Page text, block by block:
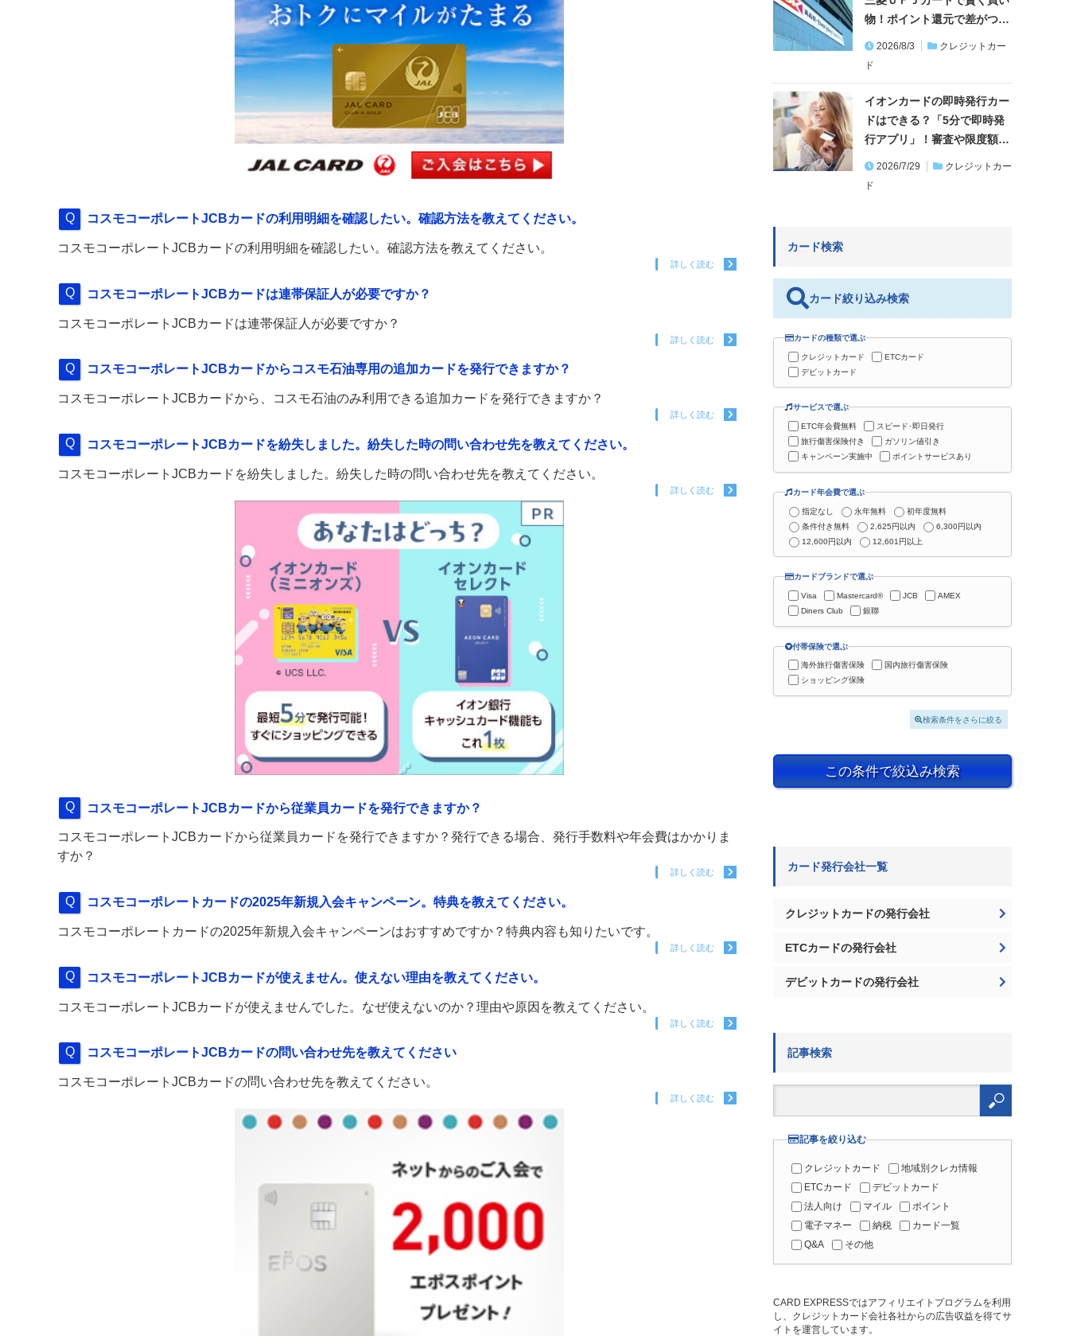
コスモコーポレートJCBカードの利用明細を確認したい。確認方法を教えてください。
コスモコーポレートJCBカードの利用明細を確認したい。確認方法を教えてください。
詳しく読む
コスモコーポレートJCBカードは連帯保証人が必要ですか？
コスモコーポレートJCBカードは連帯保証人が必要ですか？
詳しく読む
コスモコーポレートJCBカードからコスモ石油専用の追加カードを発行できますか？
コスモコーポレートJCBカードから、コスモ石油のみ利用できる追加カードを発行できますか？
詳しく読む
コスモコーポレートJCBカードを紛失しました。紛失した時の問い合わせ先を教えてください。
コスモコーポレートJCBカードを紛失しました。紛失した時の問い合わせ先を教えてください。
詳しく読む
コスモコーポレートJCBカードから従業員カードを発行できますか？
コスモコーポレートJCBカードから従業員カードを発行できますか？発行できる場合、発行手数料や年会費はかかりま
すか？
詳しく読む
コスモコーポレートカードの2025年新規入会キャンペーン。特典を教えてください。
コスモコーポレートカードの2025年新規入会キャンペーンはおすすめですか？特典内容も知りたいです。
詳しく読む
コスモコーポレートJCBカードが使えません。使えない理由を教えてください。
コスモコーポレートJCBカードが使えませんでした。なぜ使えないのか？理由や原因を教えてください。
詳しく読む
コスモコーポレートJCBカードの問い合わせ先を教えてください
コスモコーポレートJCBカードの問い合わせ先を教えてください。
詳しく読む
物！ポイント還元で差がつ…
2026/8/3
クレジットカー
ド
イオンカードの即時発行カー
ドはできる？「5分で即時発
行アプリ」！審査や限度額…
2026/7/29
クレジットカー
ド
カード検索
カード絞り込み検索
カードの種類で選ぶ
クレジットカード
ETCカード
デビットカード
サービスで選ぶ
ETC年会費無料
スピード･即日発行
旅行傷害保険付き
ガソリン値引き
キャンペーン実施中
ポイントサービスあり
カード年会費で選ぶ
指定なし 永年無料
初年度無料
条件付き無料
2,625円以内
6,300円以内
12,600円以内
12,601円以上
カードブランドで選ぶ
Visa Mastercard® JCB
AMEX
Diners Club
銀聯
付帯保険で選ぶ
海外旅行傷害保険
国内旅行傷害保険
ショッピング保険
検索条件をさらに絞る
この条件で絞込み検索
カード発行会社一覧
クレジットカードの発行会社
ETCカードの発行会社
デビットカードの発行会社
記事検索
検
記事を絞り込む
クレジットカード
地域別クレカ情報
ETCカード
デビットカード
法人向け
マイル
ポイント
電子マネー
納税
カード一覧
Q&A
その他
CARD EXPRESSではアフィリエイトプログラムを利用
し、クレジットカード会社各社からの広告収益を得てサ
イトを運営しています。